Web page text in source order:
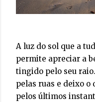
A luz do sol que a
permite apreciar a
tingido pelo seu
pelas ruas e deixo
pelos últimos